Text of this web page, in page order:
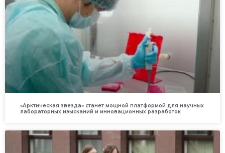
«Арктическая звезда» станет мощной платформой для научных
лабораторных изысканий и инновационных разработок